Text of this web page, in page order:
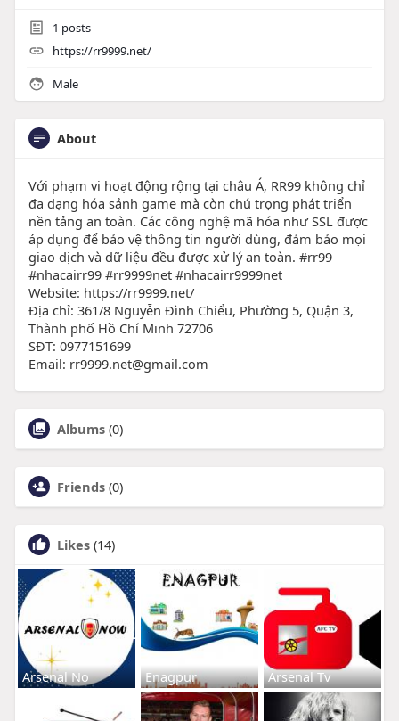
1 posts
https://rr9999.net/
Male
About
Với phạm vi hoạt động rộng tại châu Á, RR99 không chỉ
đa dạng hóa sảnh game mà còn chú trọng phát triển
nền tảng an toàn. Các công nghệ mã hóa như SSL được
áp dụng để bảo vệ thông tin người dùng, đảm bảo mọi
giao dịch và dữ liệu đều được xử lý an toàn. #rr99
#nhacairr99 #rr9999net #nhacairr9999net
Website: https://rr9999.net/
Địa chỉ: 361/8 Nguyễn Đình Chiểu, Phường 5, Quận 3,
Thành phố Hồ Chí Minh 72706
SĐT: 0977151699
Email: rr9999.net@gmail.com
Albums (0)
Friends (0)
Likes (14)
Arsenal No Enagpur Arsenal Tv